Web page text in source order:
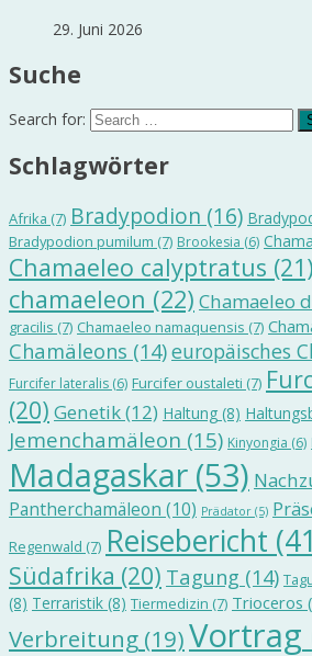
29. Juni 2026
Suche
Search for:
Schlagwörter
Afrika (7) Bradypodion (16)
Bradypodion pumilum (7) Brookesia (6)
Chamaeleo calyptratus (21)
chamaeleon (22) Chamaeleo
gracilis (7) Chamaeleo namaquensis (7)
Chamäleons (14)europäisches
Furcifer lateralis (6) Furcifer oustaleti (7)
(20) Genetik(12) Haltung (8)
Jemenchamäleon (15) Kinyongia (6)
Madagaskar (53)
Pantherchamäleon (10) Prädator (5)
Regenwald (7) Reisebericht
Südafrika (20) Tagung (14)
(8) Terraristik (8) Tiermedizin (7) Trioceros
Verbreitung (19)Vortrag